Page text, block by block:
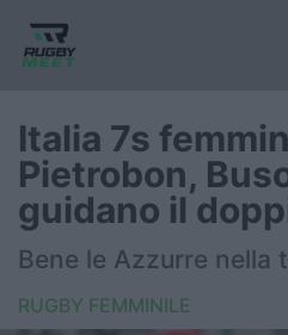
Nazionale
Nazionali giovanili
Rugby Sevens
Italia 7s
Pietrobon,
guidano il
Bene le Azzurre nella
RUGBY FEMMINILE